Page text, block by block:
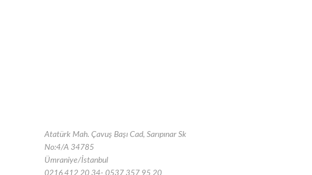
Atatürk Mah. Çavuş Başı Cad, Sarıpınar Sk
No:4/A 34785
Ümraniye/İstanbul
0216 412 20 34- 0537 357 95 20